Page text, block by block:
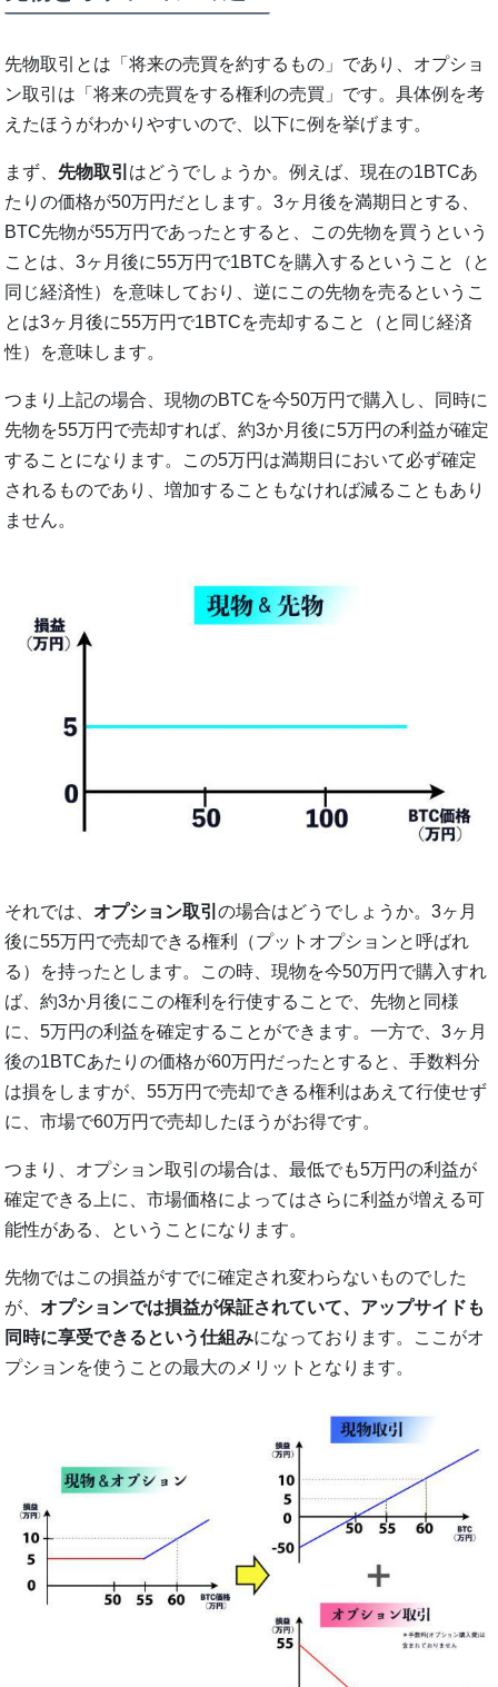
先物取引とは「将来の売買を約するもの」であり、オプショ
ン取引は「将来の売買をする権利の売買」です。具体例を考
えたほうがわかりやすいので、以下に例を挙げます。
まず、 先物取引 はどうでしょうか。例えば、現在の1BTCあ
たりの価格が50万円だとします。3ヶ月後を満期日とする、
BTC先物が55万円であったとすると、この先物を買うという
ことは、3ヶ月後に55万円で1BTCを購入するということ（と
同じ経済性）を意味しており、逆にこの先物を売るというこ
とは3ヶ月後に55万円で1BTCを売却すること（と同じ経済
性）を意味します。
つまり上記の場合、現物のBTCを今50万円で購入し、同時に
先物を55万円で売却すれば、約3か月後に5万円の利益が確定
することになります。この5万円は満期日において必ず確定
されるものであり、増加することもなければ減ることもあり
ません。
それでは、 オプション取引の場合はどうでしょうか。3ヶ月
後に55万円で売却できる権利（プットオプションと呼ばれ
る）を持ったとします。この時、現物を今50万円で購入すれ
ば、約3か月後にこの権利を行使することで、先物と同様
に、5万円の利益を確定することができます。一方で、3ヶ月
後の1BTCあたりの価格が60万円だったとすると、手数料分
は損をしますが、55万円で売却できる権利はあえて行使せず
に、市場で60万円で売却したほうがお得です。
つまり、オプション取引の場合は、最低でも5万円の利益が
確定できる上に、市場価格によってはさらに利益が増える可
能性がある、ということになります。
先物ではこの損益がすでに確定され変わらないものでした
が、 オプションでは損益が保証されていて、アップサイドも
同時に享受できるという仕組みになっております。ここがオ
プションを使うことの最大のメリットとなります。